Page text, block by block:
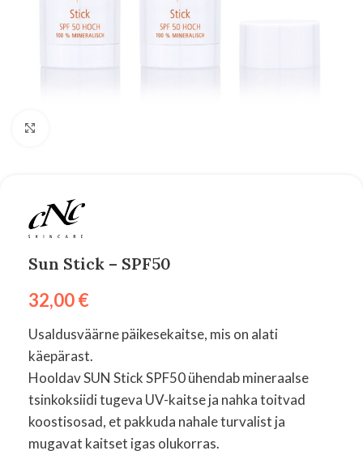
Sun Stick – SPF50
32,00€
Usaldusväärne päikesekaitse, mis on alati
käepärast.
Hooldav SUN Stick SPF50 ühendab mineraalse
tsinkoksiidi tugeva UV-kaitse ja nahka toitvad
koostisosad, et pakkuda nahale turvalist ja
mugavat kaitset igas olukorras.